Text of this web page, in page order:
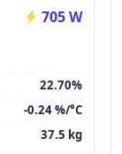
705 W
22.70%
-0.24 %/°C
37.5 kg